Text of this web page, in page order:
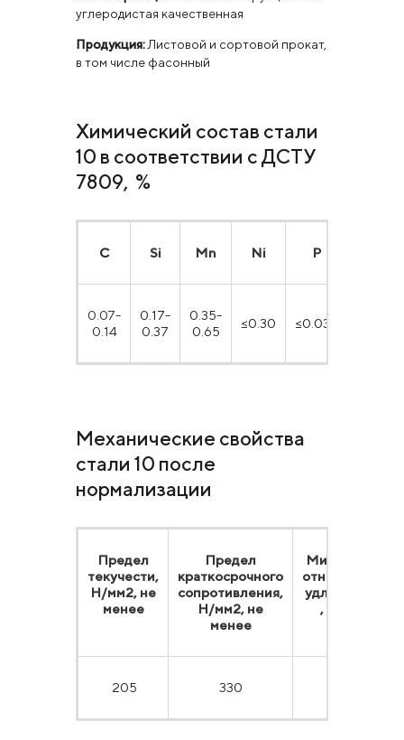
углеродистая качественная
Продукция: Листовой и сортовой прокат,
в том числе фасонный
Химический состав стали
10 в соответствии с ДСТУ
7809, %
С Si Mn Ni P
0.07-
0.14
0.17-
0.37
0.35-
0.65
≤0.30 ≤0.035
Механические свойства
стали 10 после
нормализации
Предел
текучести,
Н/мм2, не
менее
Предел
краткосрочного
сопротивления,
Н/мм2, не
менее
Минимальное
относительное
удлиннение, %
,
205 330